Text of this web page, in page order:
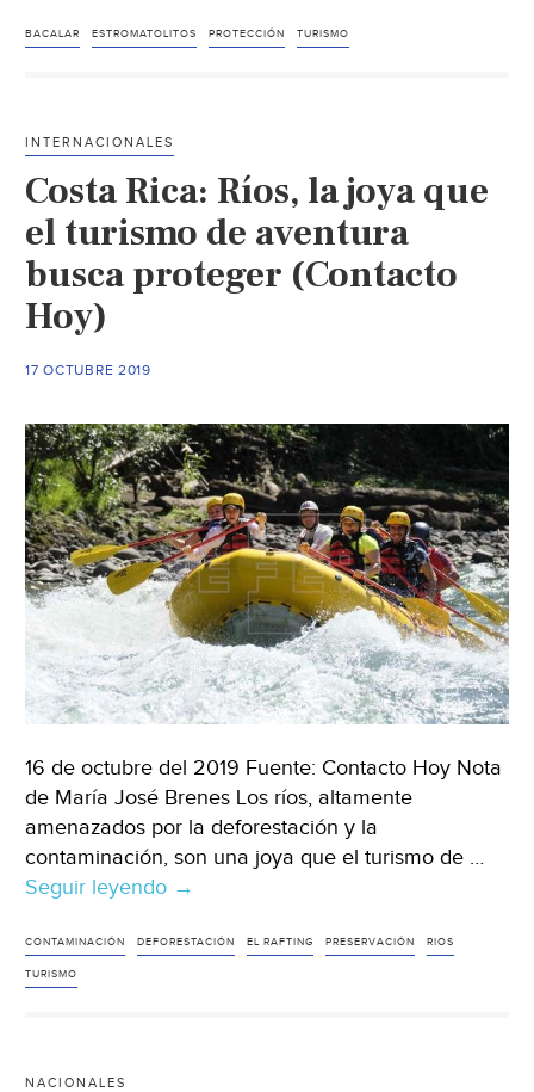
a
los
estromatolitos
de
Jornada
Maya)
BACALAR ESTROMATOLITOS PROTECCIÓN TURISMO
INTERNACIONALES
Costa Rica: Ríos, la joya que
el turismo de aventura
busca proteger (Contacto
Hoy)
17 OCTUBRE 2019
16 de octubre del 2019 Fuente: Contacto Hoy Nota
de María José Brenes Los ríos, altamente
amenazados por la deforestación y la
contaminación, son una joya que el turismo de …
Seguir leyendo Costa
Ríos,
→
CONTAMINACIÓN DEFORESTACIÓN EL RAFTING PRESERVACIÓN RIOS
TURISMO
NACIONALES